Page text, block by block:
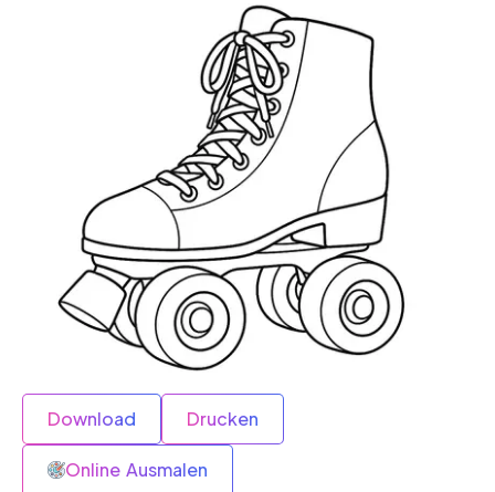
Download Drucken
Online Ausmalen